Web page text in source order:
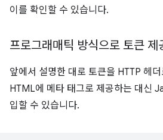
이를 확인할 수 있습니다.
프로그래매틱 방식으로 토큰 제
앞에서 설명한 대로 토큰을 HTTP 헤
HTML에 메타 태그로 제공하는 대신
입할 수 있습니다.